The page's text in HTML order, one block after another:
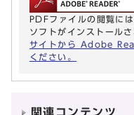
PDFファイルの閲覧に
ソフトがインストール
サイトから Adobe
ください。
関連コンテンツ